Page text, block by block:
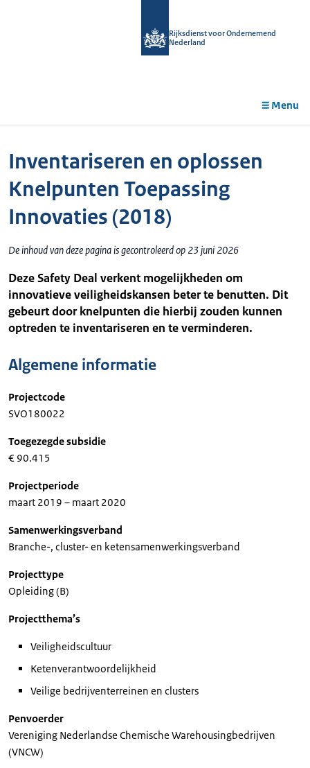
Rijksdienst voor Ondernemend
Nederland
Menu
Inventariseren en oplossen
Knelpunten Toepassing
Innovaties (2018)
De inhoud van deze pagina is gecontroleerd op 23 juni 2026
Deze Safety Deal verkent mogelijkheden om
innovatieve veiligheidskansen beter te benutten. Dit
gebeurt door knelpunten die hierbij zouden kunnen
optreden te inventariseren en te verminderen.
Algemene informatie
Projectcode
SVO180022
Toegezegde subsidie
€ 90.415
Projectperiode
maart 2019 – maart 2020
Samenwerkingsverband
Branche-, cluster- en ketensamenwerkingsverband
Projecttype
Opleiding (B)
Projectthema’s
Veiligheidscultuur
Ketenverantwoordelijkheid
Veilige bedrijventerreinen en clusters
Penvoerder
Vereniging Nederlandse Chemische Warehousingbedrijven
(VNCW)